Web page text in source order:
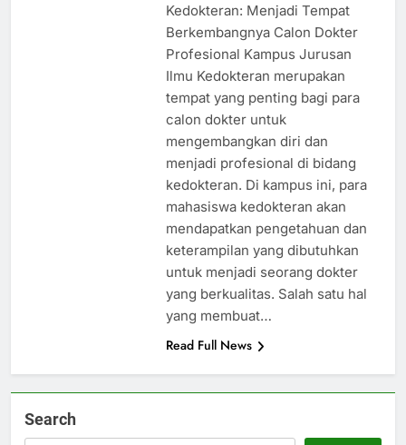
Kedokteran: Menjadi Tempat
Berkembangnya Calon Dokter
Profesional Kampus Jurusan
Ilmu Kedokteran merupakan
tempat yang penting bagi para
calon dokter untuk
mengembangkan diri dan
menjadi profesional di bidang
kedokteran. Di kampus ini, para
mahasiswa kedokteran akan
mendapatkan pengetahuan dan
keterampilan yang dibutuhkan
untuk menjadi seorang dokter
yang berkualitas. Salah satu hal
yang membuat…
Read Full News
Search